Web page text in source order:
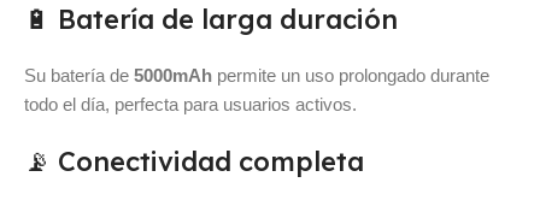
🔋 Batería de larga duración
Su batería de 5000mAh permite un uso prolongado durante
todo el día, perfecta para usuarios activos.
📡 Conectividad completa